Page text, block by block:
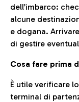
dell’imbarco:
alcune
e dogana.
di gestire
Cosa fare prima
È utile verificare
terminal di